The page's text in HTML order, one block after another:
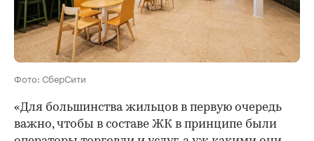
Фото: СберСити
«Для большинства жильцов в первую очередь
важно, чтобы в составе ЖК в принципе были